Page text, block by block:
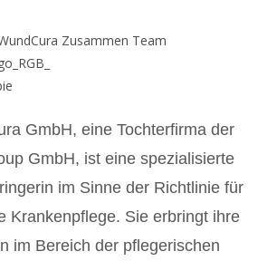
GmbH, eine Tochterfirma der
GmbH, ist eine spezialisierte
im Sinne der Richtlinie für
Krankenpflege. Sie erbringt ihre
im Bereich der pflegerischen